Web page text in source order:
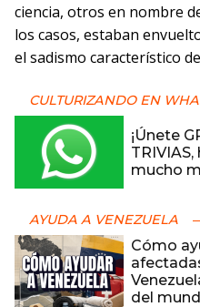
ciencia, otros en nombre
los casos, estaban
el sadismo característico
CULTURIZANDO EN
¡Únete
mucho
AYUDA A VENEZUELA
Cómo
del